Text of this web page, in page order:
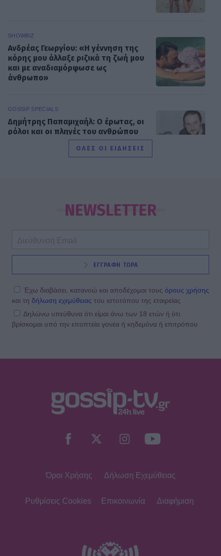
SHOWBIZ
Ανδρέας Γεωργίου: «Η γέννηση της
κόρης μου άλλαξε ριζικά τη ζωή μου
και με αναδιαμόρφωσε ως
άνθρωπο»
GOSSIP SPECIALS
Δημήτρης Παπαμιχαήλ: Ο έρωτας, οι
ρόλοι και οι πληγές του ανθρώπου
πίσω από τον μεγάλο πρωταγωνιστή
βρίσκεται σήμερα η πρώτη
παρουσιάστρια του «Ok» στο MAD
SHOWBIZ
Ρίκα Διαλυνά: Η διεθνής Ελληνίδα
καλλιστεία και τις καρδιές μας
GOSSIP SPECIALS
Αρλέτας
Γιώργος Κουβαράς: «Θα παραμείνω
Η συνεργασία με τον Σαββιδάκη
έχει γίνει το σόου όλου του
ΟΛΕΣ ΟΙ ΕΙΔΗΣΕΙΣ
NEWSLETTER
ΕΓΓΡΑΦΗ ΤΩΡΑ
Έχω διαβάσει, κατανοώ και αποδέχομαι τους όρους χρήσης
και τη δήλωση εχεμύθειας του ιστοτόπου της εταιρείας
Δηλώνω υπεύθυνα ότι είμαι άνω των 18 ετών ή ότι
βρίσκομαι υπό την εποπτεία γονέα ή κηδεμόνα ή επιτρόπου
Όροι Χρήσης Δήλωση Εχεμύθειας
Ρυθμίσεις Cookies Επικοινωνία Διαφήμιση